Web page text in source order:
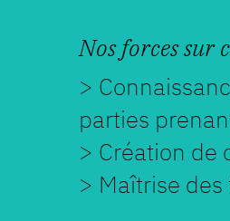
Nos forces sur
>
parties
> Création de
> Maîtrise